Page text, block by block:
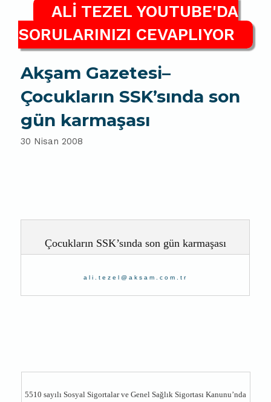
ALİ TEZEL YOUTUBE'DA
SORULARINIZI CEVAPLIYOR
Akşam Gazetesi–
Çocukların SSK’sında son
gün karmaşası
30 Nisan 2008
Çocukların SSK’sında son gün karmaşası
ali.tezel@aksam.com.tr
5510 sayılı Sosyal Sigortalar ve Genel Sağlık Sigortası Kanunu’nda